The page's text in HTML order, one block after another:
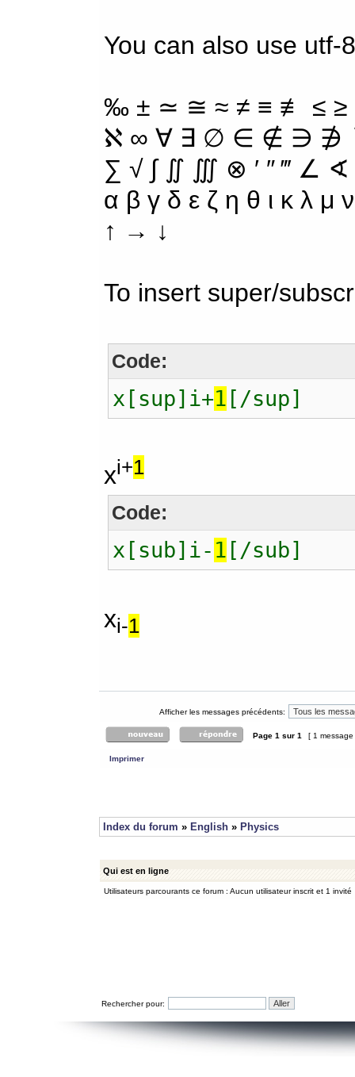
You can also use utf-
‰ ± ≃ ≅ ≈ ≠ ≡ ≢ ≤
ℵ ∞ ∀ ∃ ∅ ∈ ∉ ∋ ∌
∑ √ ∫ ∬ ∭ ⊗ ′ ″ ‴ ∠
α β γ δ ε ζ η θ ι κ λ
↑ → ↓
To insert super/
Code:
x[sup]i+1 [/sup]
xi+1
Code:
x[sub]i- 1 [/sub]
xi-1
Afficher les messages précédents:
Page 1 sur 1 [ 1
Imprimer
Index du forum » English » Physics
Qui est en ligne
Utilisateurs parcourants ce forum : Aucun utilisateur inscrit et 1 invité
Rechercher pour: